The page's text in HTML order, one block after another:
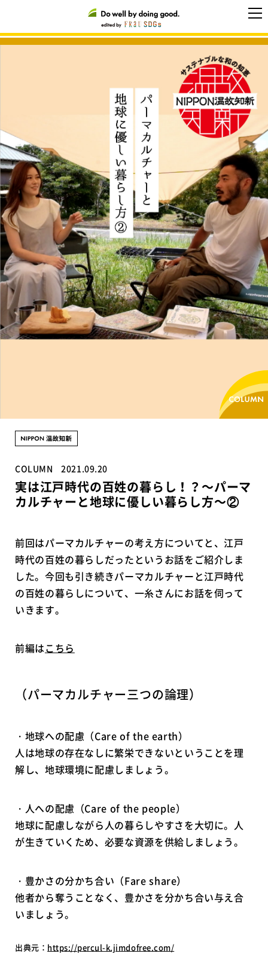
COLUMN 2021.09.20
実は江戸時代の百姓の暮らし！？〜パーマ
カルチャーと地球に優しい暮らし方〜②
前回はパーマカルチャーの考え方についてと、江戸
時代の百姓の暮らしだったというお話をご紹介しま
した。今回も引き続きパーマカルチャーと江戸時代
の百姓の暮らしについて、一糸さんにお話を伺って
いきます。
前編はこちら
（パーマカルチャー三つの論理）
・地球への配慮（Care of the earth）
人は地球の存在なしに繁栄できないということを理
解し、地球環境に配慮しましょう。
・人への配慮（Care of the people）
地球に配慮しながら人の暮らしやすさを大切に。人
が生きていくため、必要な資源を供給しましょう。
・豊かさの分かち合い（Fare share）
他者から奪うことなく、豊かさを分かち合い与え合
いましょう。
出典元： https://percul-k.jimdofree.com/